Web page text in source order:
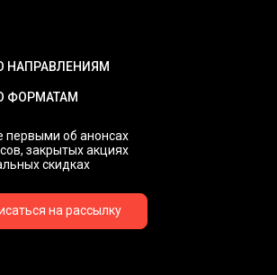
первыми об анонсах
закрытых акциях
скидках
НАПРАВЛЕНИЯМ
ФОРМАТАМ
на рассылку